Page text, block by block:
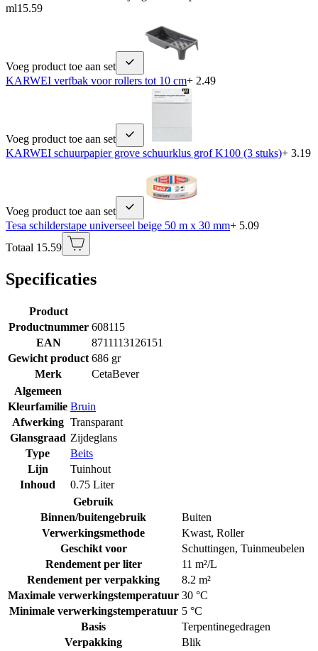
ml15.59
Voeg product toe aan set
KARWEI verfbak voor rollers tot 10 cm+ 2.49
Voeg product toe aan set
KARWEI schuurpapier grove schuurklus grof K100 (3 stuks)+ 3.19
Voeg product toe aan set
Tesa schilderstape universeel beige 50 m x 30 mm+ 5.09
Totaal 15.59
Specificaties
Product
Productnummer 608115
EAN
8711113126151
Gewicht product 686 gr
Merk
CetaBever
Algemeen
Kleurfamilie Bruin
Afwerking Transparant
Glansgraad Zijdeglans
Type
Beits
Lijn
Tuinhout
Inhoud
0.75 Liter
Gebruik
Binnen/buitengebruik
Buiten
Verwerkingsmethode
Kwast, Roller
Geschikt voor
Schuttingen, Tuinmeubelen
Rendement per liter
11 m²/L
Rendement per verpakking
8.2 m²
Maximale verwerkingstemperatuur 30 °C
Minimale verwerkingstemperatuur 5 °C
Basis
Terpentinegedragen
Verpakking
Blik